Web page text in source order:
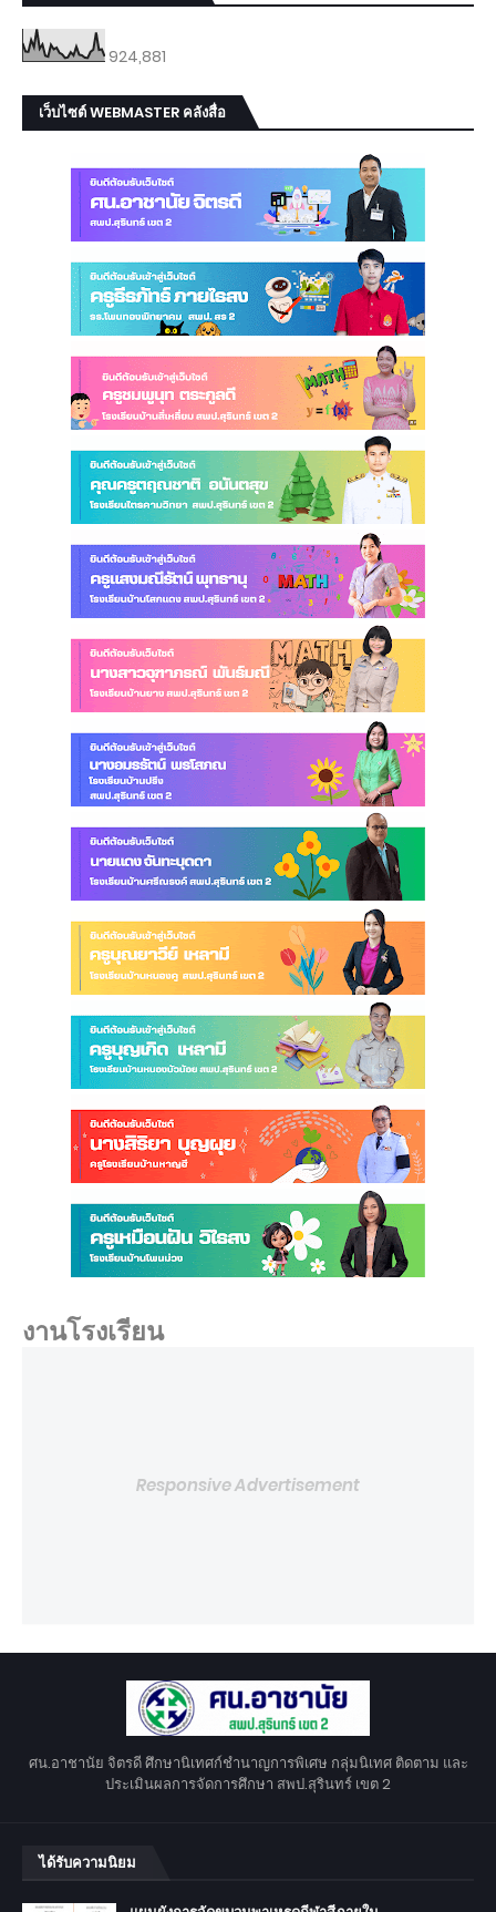
924,881
เว็บไซต์ WEBMASTER คลังสื่อ
งานโรงเรียน
Responsive Advertisement
ศน.อาชานัย จิตรดี ศึกษานิเทศก์ชำนาญการพิเศษ กลุ่มนิเทศ ติดตาม และ
ประเมินผลการจัดการศึกษา สพป.สุรินทร์ เขต 2
ได้รับความนิยม